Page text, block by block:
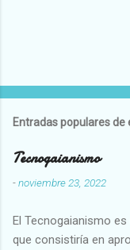
Entradas populares de
Tecnogaianismo
-noviembre 23, 2022
El Tecnogaianismo
que consistiría en